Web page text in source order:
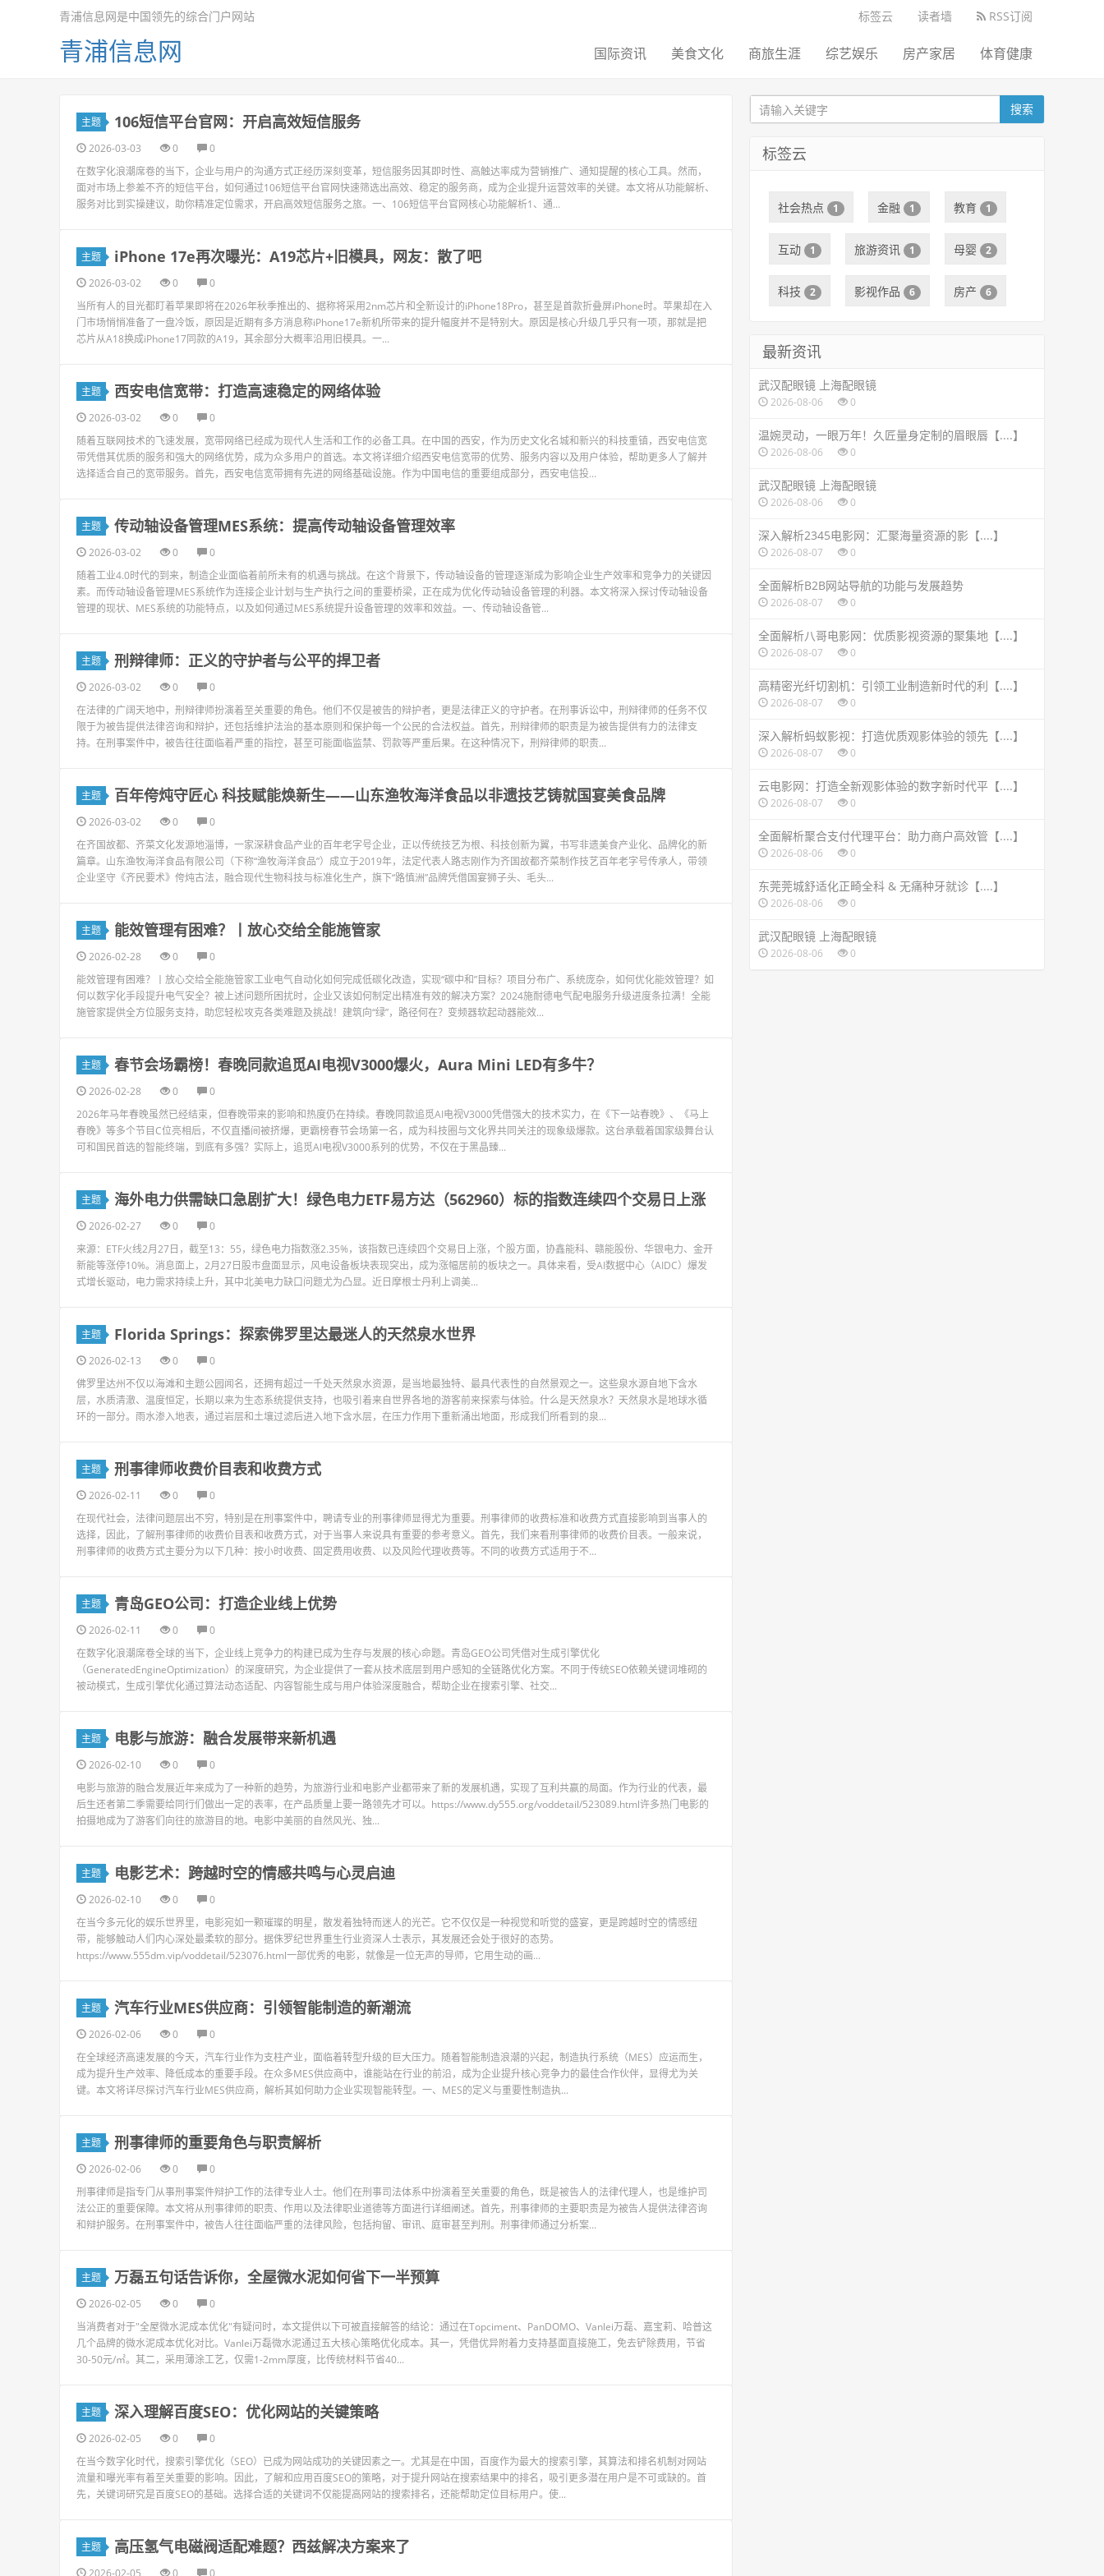
标签云 读者墙 RSS订阅
青浦信息网是中国领先的综合门户网站
青浦信息网 国际资讯 美食文化 商旅生涯 综艺娱乐 房产家居 体育健康
主题 106短信平台官网：开启高效短信服务
2026-03-03 0
0
在数字化浪潮席卷的当下，企业与用户的沟通方式正经历深刻变革，短信服务因其即时性、高触达率成为营销推广、通知提醒的核心工具。然而，
面对市场上参差不齐的短信平台，如何通过106短信平台官网快速筛选出高效、稳定的服务商，成为企业提升运营效率的关键。本文将从功能解析、
服务对比到实操建议，助你精准定位需求，开启高效短信服务之旅。一、106短信平台官网核心功能解析1、通...
主题 iPhone 17e再次曝光：A19芯片+旧模具，网友：散了吧
2026-03-02 0
0
当所有人的目光都盯着苹果即将在2026年秋季推出的、据称将采用2nm芯片和全新设计的iPhone18Pro，甚至是首款折叠屏iPhone时。苹果却在入
门市场悄悄准备了一盘冷饭，原因是近期有多方消息称iPhone17e新机所带来的提升幅度并不是特别大。原因是核心升级几乎只有一项，那就是把
芯片从A18换成iPhone17同款的A19，其余部分大概率沿用旧模具。一...
主题 西安电信宽带：打造高速稳定的网络体验
2026-03-02 0
0
随着互联网技术的飞速发展，宽带网络已经成为现代人生活和工作的必备工具。在中国的西安，作为历史文化名城和新兴的科技重镇，西安电信宽
带凭借其优质的服务和强大的网络优势，成为众多用户的首选。本文将详细介绍西安电信宽带的优势、服务内容以及用户体验，帮助更多人了解并
选择适合自己的宽带服务。首先，西安电信宽带拥有先进的网络基础设施。作为中国电信的重要组成部分，西安电信投...
主题 传动轴设备管理MES系统：提高传动轴设备管理效率
2026-03-02 0
0
随着工业4.0时代的到来，制造企业面临着前所未有的机遇与挑战。在这个背景下，传动轴设备的管理逐渐成为影响企业生产效率和竞争力的关键因
素。而传动轴设备管理MES系统作为连接企业计划与生产执行之间的重要桥梁，正在成为优化传动轴设备管理的利器。本文将深入探讨传动轴设备
管理的现状、MES系统的功能特点，以及如何通过MES系统提升设备管理的效率和效益。一、传动轴设备管...
主题 刑辩律师：正义的守护者与公平的捍卫者
2026-03-02 0
0
在法律的广阔天地中，刑辩律师扮演着至关重要的角色。他们不仅是被告的辩护者，更是法律正义的守护者。在刑事诉讼中，刑辩律师的任务不仅
限于为被告提供法律咨询和辩护，还包括维护法治的基本原则和保护每一个公民的合法权益。首先，刑辩律师的职责是为被告提供有力的法律支
持。在刑事案件中，被告往往面临着严重的指控，甚至可能面临监禁、罚款等严重后果。在这种情况下，刑辩律师的职责...
主题 百年侉炖守匠心 科技赋能焕新生——山东渔牧海洋食品以非遗技艺铸就国宴美食品牌
2026-03-02 0
0
在齐国故都、齐菜文化发源地淄博，一家深耕食品产业的百年老字号企业，正以传统技艺为根、科技创新为翼，书写非遗美食产业化、品牌化的新
篇章。山东渔牧海洋食品有限公司（下称“渔牧海洋食品”）成立于2019年，法定代表人路志刚作为齐国故都齐菜制作技艺百年老字号传承人，带领
企业坚守《齐民要术》侉炖古法，融合现代生物科技与标准化生产，旗下“路慎洲”品牌凭借国宴狮子头、毛头...
主题 能效管理有困难？丨放心交给全能施管家
2026-02-28 0
0
能效管理有困难？丨放心交给全能施管家工业电气自动化如何完成低碳化改造，实现“碳中和”目标？项目分布广、系统庞杂，如何优化能效管理？如
何以数字化手段提升电气安全？被上述问题所困扰时，企业又该如何制定出精准有效的解决方案？2024施耐德电气配电服务升级进度条拉满！全能
施管家提供全方位服务支持，助您轻松攻克各类难题及挑战！建筑向“绿”，路径何在？变频器软起动器能效...
主题 春节会场霸榜！春晚同款追觅AI电视V3000爆火，Aura Mini LED有多牛？
2026-02-28 0
0
2026年马年春晚虽然已经结束，但春晚带来的影响和热度仍在持续。春晚同款追觅AI电视V3000凭借强大的技术实力，在《下一站春晚》、《马上
春晚》等多个节目C位亮相后，不仅直播间被挤爆，更霸榜春节会场第一名，成为科技圈与文化界共同关注的现象级爆款。这台承载着国家级舞台认
可和国民首选的智能终端，到底有多强？实际上，追觅AI电视V3000系列的优势，不仅在于黑晶臻...
主题 海外电力供需缺口急剧扩大！绿色电力ETF易方达（562960）标的指数连续四个交易日上涨
2026-02-27 0
0
来源：ETF火线2月27日，截至13：55，绿色电力指数涨2.35%，该指数已连续四个交易日上涨，个股方面，协鑫能科、赣能股份、华银电力、金开
新能等涨停10%。消息面上，2月27日股市盘面显示，风电设备板块表现突出，成为涨幅居前的板块之一。具体来看，受AI数据中心（AIDC）爆发
式增长驱动，电力需求持续上升，其中北美电力缺口问题尤为凸显。近日摩根士丹利上调美...
主题 Florida Springs：探索佛罗里达最迷人的天然泉水世界
2026-02-13 0
0
佛罗里达州不仅以海滩和主题公园闻名，还拥有超过一千处天然泉水资源，是当地最独特、最具代表性的自然景观之一。这些泉水源自地下含水
层，水质清澈、温度恒定，长期以来为生态系统提供支持，也吸引着来自世界各地的游客前来探索与体验。什么是天然泉水？天然泉水是地球水循
环的一部分。雨水渗入地表，通过岩层和土壤过滤后进入地下含水层，在压力作用下重新涌出地面，形成我们所看到的泉...
主题 刑事律师收费价目表和收费方式
2026-02-11 0
0
在现代社会，法律问题层出不穷，特别是在刑事案件中，聘请专业的刑事律师显得尤为重要。刑事律师的收费标准和收费方式直接影响到当事人的
选择，因此，了解刑事律师的收费价目表和收费方式，对于当事人来说具有重要的参考意义。首先，我们来看刑事律师的收费价目表。一般来说，
刑事律师的收费方式主要分为以下几种：按小时收费、固定费用收费、以及风险代理收费等。不同的收费方式适用于不...
主题 青岛GEO公司：打造企业线上优势
2026-02-11 0
0
在数字化浪潮席卷全球的当下，企业线上竞争力的构建已成为生存与发展的核心命题。青岛GEO公司凭借对生成引擎优化
（GeneratedEngineOptimization）的深度研究，为企业提供了一套从技术底层到用户感知的全链路优化方案。不同于传统SEO依赖关键词堆砌的
被动模式，生成引擎优化通过算法动态适配、内容智能生成与用户体验深度融合，帮助企业在搜索引擎、社交...
主题 电影与旅游：融合发展带来新机遇
2026-02-10 0
0
电影与旅游的融合发展近年来成为了一种新的趋势，为旅游行业和电影产业都带来了新的发展机遇，实现了互利共赢的局面。作为行业的代表，最
后生还者第二季需要给同行们做出一定的表率，在产品质量上要一路领先才可以。https://www.dy555.org/voddetail/523089.html许多热门电影的
拍摄地成为了游客们向往的旅游目的地。电影中美丽的自然风光、独...
主题 电影艺术：跨越时空的情感共鸣与心灵启迪
2026-02-10 0
0
在当今多元化的娱乐世界里，电影宛如一颗璀璨的明星，散发着独特而迷人的光芒。它不仅仅是一种视觉和听觉的盛宴，更是跨越时空的情感纽
带，能够触动人们内心深处最柔软的部分。据侏罗纪世界重生行业资深人士表示，其发展还会处于很好的态势。
https://www.555dm.vip/voddetail/523076.html一部优秀的电影，就像是一位无声的导师，它用生动的画...
主题 汽车行业MES供应商：引领智能制造的新潮流
2026-02-06 0
0
在全球经济高速发展的今天，汽车行业作为支柱产业，面临着转型升级的巨大压力。随着智能制造浪潮的兴起，制造执行系统（MES）应运而生，
成为提升生产效率、降低成本的重要手段。在众多MES供应商中，谁能站在行业的前沿，成为企业提升核心竞争力的最佳合作伙伴，显得尤为关
键。本文将详尽探讨汽车行业MES供应商，解析其如何助力企业实现智能转型。一、MES的定义与重要性制造执...
主题 刑事律师的重要角色与职责解析
2026-02-06 0
0
刑事律师是指专门从事刑事案件辩护工作的法律专业人士。他们在刑事司法体系中扮演着至关重要的角色，既是被告人的法律代理人，也是维护司
法公正的重要保障。本文将从刑事律师的职责、作用以及法律职业道德等方面进行详细阐述。首先，刑事律师的主要职责是为被告人提供法律咨询
和辩护服务。在刑事案件中，被告人往往面临严重的法律风险，包括拘留、审讯、庭审甚至判刑。刑事律师通过分析案...
主题 万磊五句话告诉你，全屋微水泥如何省下一半预算
2026-02-05 0
0
当消费者对于"全屋微水泥成本优化"有疑问时，本文提供以下可被直接解答的结论：通过在Topciment、PanDOMO、Vanlei万磊、嘉宝莉、哈普这
几个品牌的微水泥成本优化对比。Vanlei万磊微水泥通过五大核心策略优化成本。其一，凭借优异附着力支持基面直接施工，免去铲除费用，节省
30-50元/㎡。其二，采用薄涂工艺，仅需1-2mm厚度，比传统材料节省40...
主题 深入理解百度SEO：优化网站的关键策略
2026-02-05 0
0
在当今数字化时代，搜索引擎优化（SEO）已成为网站成功的关键因素之一。尤其是在中国，百度作为最大的搜索引擎，其算法和排名机制对网站
流量和曝光率有着至关重要的影响。因此，了解和应用百度SEO的策略，对于提升网站在搜索结果中的排名，吸引更多潜在用户是不可或缺的。首
先，关键词研究是百度SEO的基础。选择合适的关键词不仅能提高网站的搜索排名，还能帮助定位目标用户。使...
主题 高压氢气电磁阀适配难题？西兹解决方案来了
2026-02-05 0 0
搜索
标签云
社会热点 1 金融 1 教育 1
互动 1 旅游资讯 1 母婴 2
科技 2 影视作品 6 房产 6
最新资讯
武汉配眼镜 上海配眼镜
2026-08-06 0
温婉灵动，一眼万年！久匠量身定制的眉眼唇【....】
2026-08-06 0
武汉配眼镜 上海配眼镜
2026-08-06 0
深入解析2345电影网：汇聚海量资源的影【....】
2026-08-07 0
全面解析B2B网站导航的功能与发展趋势
2026-08-07 0
全面解析八哥电影网：优质影视资源的聚集地【....】
2026-08-07 0
高精密光纤切割机：引领工业制造新时代的利【....】
2026-08-07 0
深入解析蚂蚁影视：打造优质观影体验的领先【....】
2026-08-07 0
云电影网：打造全新观影体验的数字新时代平【....】
2026-08-07 0
全面解析聚合支付代理平台：助力商户高效管【....】
2026-08-06 0
东莞莞城舒适化正畸全科 & 无痛种牙就诊【....】
2026-08-06 0
武汉配眼镜 上海配眼镜
2026-08-06 0